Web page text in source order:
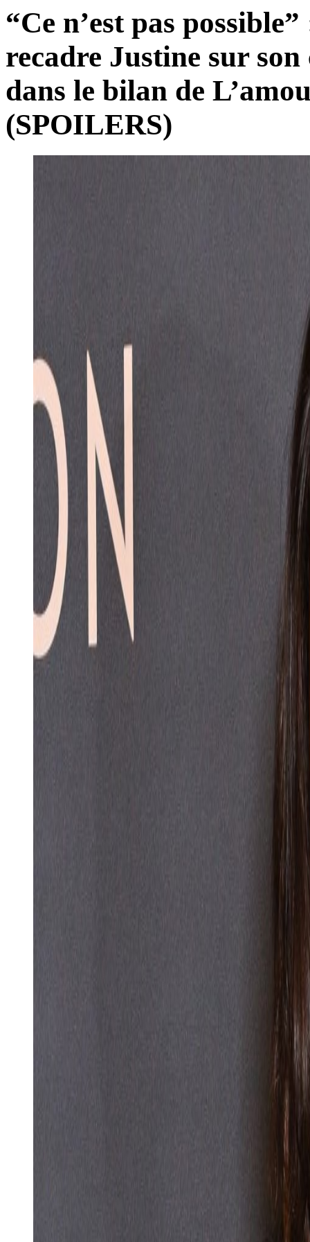
“Ce n’est pas
recadre Justine sur
dans le bilan de
(SPOILERS)